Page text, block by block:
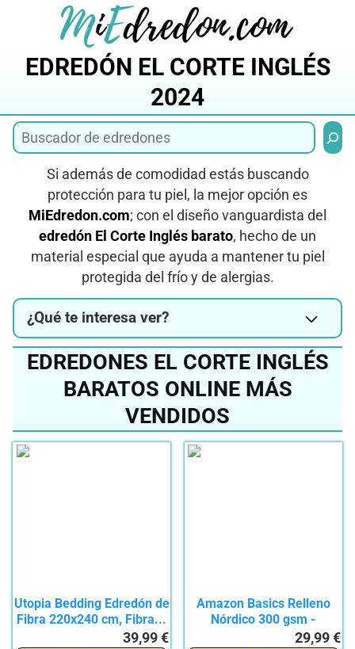
EDREDÓN EL CORTE INGLÉS
2024
Si además de comodidad estás buscando
protección para tu piel, la mejor opción es
MiEdredon.com; con el diseño vanguardista del
edredón El Corte Inglés barato, hecho de un
material especial que ayuda a mantener tu piel
protegida del frío y de alergias.
¿Qué te interesa ver?
EDREDONES EL CORTE INGLÉS
BARATOS ONLINE MÁS
VENDIDOS
Utopia Bedding Edredón de
Fibra 220x240 cm, Fibra...
39,99 €
Amazon Basics Relleno
Nórdico 300 gsm -
29,99 €